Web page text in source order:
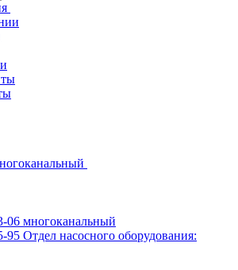
06 многоканальный
95 Отдел насосного оборудования: